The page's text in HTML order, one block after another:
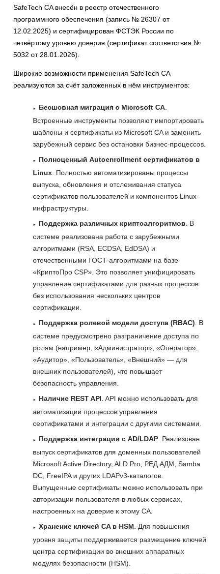
SafeTech CA внесён в реестр отечественного
программного обеспечения (запись № 26307 от
12.02.2025) и сертифицирован ФСТЭК России по
четвёртому уровню доверия (сертификат соответствия №
5032 от 28.01.2026).
Широкие возможности применения SafeTech CA
реализуются за счёт заложенных в нём инструментов:
Бесшовная миграция с Microsoft CA.
Встроенные инструменты позволяют импортировать
шаблоны и сертификаты из Microsoft CA и заменить
зарубежный сервис без остановки бизнес-процессов.
Полноценный Autoenrollment сертификатов в
Linux. Полностью автоматизированы процессы
выпуска, обновления и отслеживания статуса
сертификатов пользователей и компонентов Linux-
инфраструктуры.
Поддержка различных криптоалгоритмов. В
системе реализована работа с зарубежными
алгоритмами (RSA, ECDSA, EdDSA) и
отечественными ГОСТ-алгоритмами на базе
«КриптоПро CSP». Это позволяет унифицировать
управление сертификатами для разных процессов
без использования нескольких центров
сертификации.
Поддержка ролевой модели доступа (RBAC). В
системе предусмотрено разграничение доступа по
ролям (например, «Администратор», «Оператор»,
«Аудитор», «Пользователь», «Внешний» — для
внешних пользователей), что повышает
безопасность управления.
Наличие REST API. API можно использовать для
автоматизации процессов управления
сертификатами и интеграции с другими системами.
Поддержка интеграции с AD/LDAP. Реализован
выпуск сертификатов для доменных пользователей
Microsoft Active Directory, ALD Pro, РЕД АДМ, Samba
DC, FreeIPA и других LDAPv3-каталогов.
Выпущенные сертификаты можно использовать при
авторизации пользователя в любых сервисах,
настроенных на доверие к этому CA.
Хранение ключей CA в HSM. Для повышения
уровня защиты поддерживается размещение ключей
центра сертификации во внешних аппаратных
модулях безопасности (HSM).